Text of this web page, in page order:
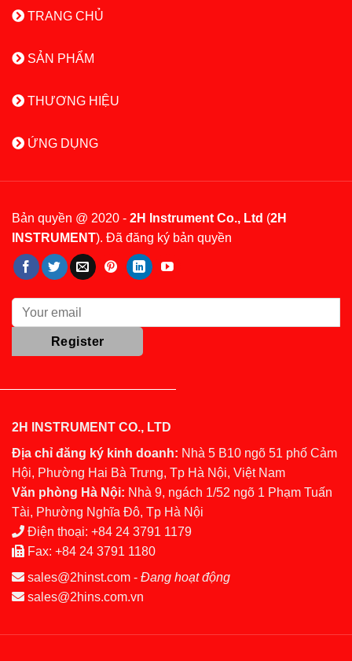
TRANG CHỦ
SẢN PHẨM
THƯƠNG HIỆU
ỨNG DỤNG
Bản quyền @ 2020 - 2H Instrument Co., Ltd (2H
INSTRUMENT). Đã đăng ký bản quyền
2H INSTRUMENT CO., LTD
Địa chỉ đăng ký kinh doanh: Nhà 5 B10 ngõ 51 phố Cảm
Hội, Phường Hai Bà Trưng, Tp Hà Nội, Việt Nam
Văn phòng Hà Nội: Nhà 9, ngách 1/52 ngõ 1 Phạm Tuấn
Tài, Phường Nghĩa Đô, Tp Hà Nội
Điện thoại: +84 24 3791 1179
Fax: +84 24 3791 1180
sales@2hinst.com - Đang hoạt động
sales@2hins.com.vn